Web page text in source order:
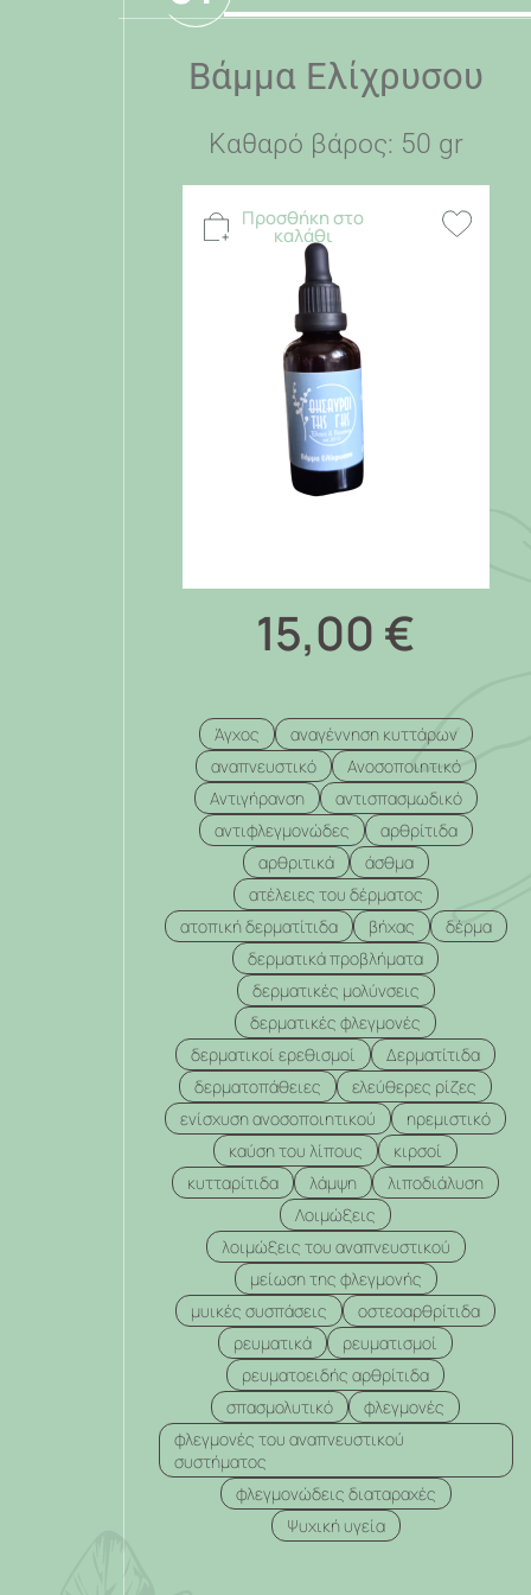
Βάμμα Ελίχρυσου
Καθαρό βάρος: 50 gr
Προσθήκη στο
καλάθι
15,00 €
Άγχος
αναγέννηση κυττάρων
αναπνευστικό
Ανοσοποιητικό
Αντιγήρανση
αντισπασμωδικό
αντιφλεγμονώδες
αρθρίτιδα
αρθριτικά
άσθμα
ατέλειες του δέρματος
ατοπική δερματίτιδα
βήχας
δέρμα
δερματικά προβλήματα
δερματικές μολύνσεις
δερματικές φλεγμονές
δερματικοί ερεθισμοί
Δερματίτιδα
δερματοπάθειες
ελεύθερες ρίζες
ενίσχυση ανοσοποιητικού
ηρεμιστικό
καύση του λίπους
κιρσοί
κυτταρίτιδα
λάμψη
λιποδιάλυση
Λοιμώξεις
λοιμώξεις του αναπνευστικού
μείωση της φλεγμονής
μυικές συσπάσεις
οστεοαρθρίτιδα
ρευματικά
ρευματισμοί
ρευματοειδής αρθρίτιδα
σπασμολυτικό
φλεγμονές
φλεγμονές του αναπνευστικού
συστήματος
φλεγμονώδεις διαταραχές
Ψυχική υγεία